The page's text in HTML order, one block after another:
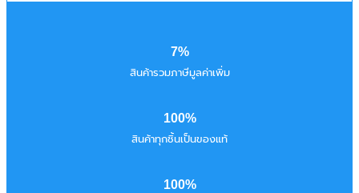
7%
สินค้ารวมภาษีมูลค่าเพิ่ม
100%
สินค้าทุกชิ้นเป็นของแท้
100%